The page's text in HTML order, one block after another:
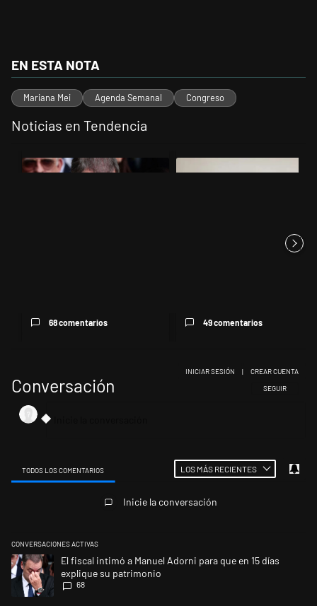
EN ESTA NOTA
Mariana Mei Agenda Semanal Congreso
Noticias en Tendencia
Un artículo de tendencia con el título "El fiscal intimó a Manuel
68 comentarios
Un artículo de tendencia con el
49 comentarios
Conversación SIGA ESTA
SEGUIR
INICIAR SESIÓN | CREAR CUENTA
TODOS LOS COMENTARIOS LOS MÁS RECIENTES
Inicie la conversación
CONVERSACIONES ACTIVAS
Este listado muestra los artículos con más comentarios en los últimos
Un artículo de tendencia con el título "El fiscal intimó a Manuel Adorni
El fiscal intimó a Manuel Adorni para que en 15 días
explique su patrimonio
68